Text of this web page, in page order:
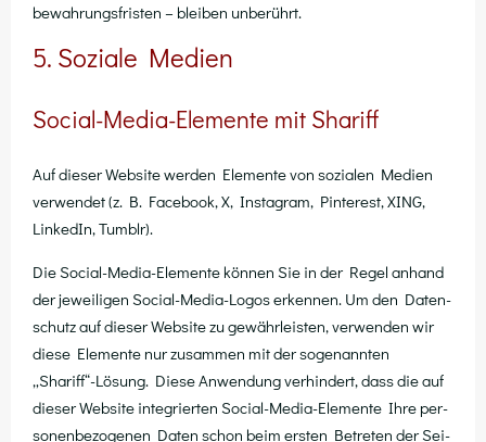
be­wah­rungs­fris­ten – blei­ben unberührt.
5. Soziale Medien
Social-Media-Elemente mit Shariff
Auf die­ser Web­site wer­den Ele­men­te von sozia­len Medi­en
ver­wen­det (z. B. Face­book, X, Insta­gram, Pin­te­rest, XING,
Lin­ke­dIn, Tumblr).
Die Social-Media-Ele­men­te kön­nen Sie in der Regel anhand
der jewei­li­gen Social-Media-Logos erken­nen. Um den Daten­
schutz auf die­ser Web­site zu gewähr­leis­ten, ver­wen­den wir
die­se Ele­men­te nur zusam­men mit der soge­nann­ten
„Shariff“-Lösung. Die­se Anwen­dung ver­hin­dert, dass die auf
die­ser Web­site inte­grier­ten Social-Media-Ele­men­te Ihre per­
so­nen­be­zo­ge­nen Daten schon beim ers­ten Betre­ten der Sei­